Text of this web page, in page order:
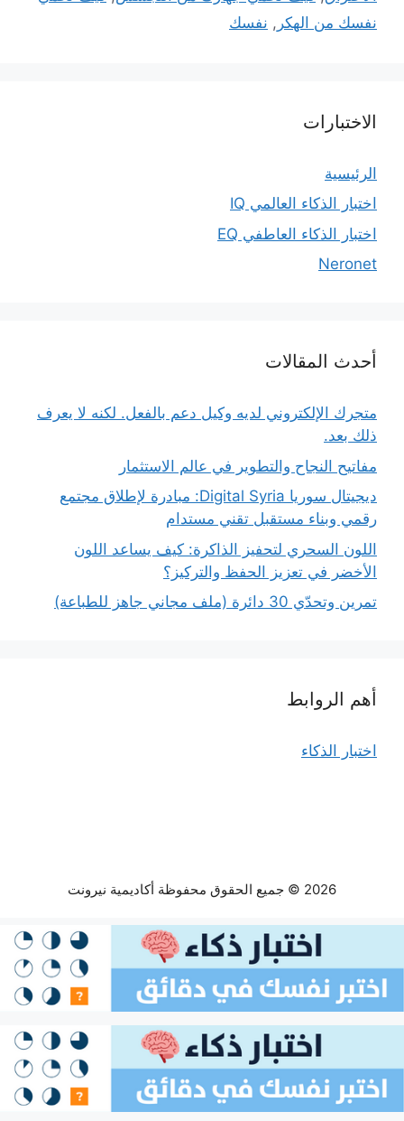
نفسك من الهكر , نفسك
الاختبارات
الرئيسية
اختبار الذكاء العالمي IQ
اختبار الذكاء العاطفي EQ
Neronet
أحدث المقالات
متجرك الإلكتروني لديه وكيل دعم بالفعل. لكنه لا يعرف
ذلك بعد.
مفاتيح النجاح والتطوير في عالم الاستثمار
ديجيتال سوريا Digital Syria: مبادرة لإطلاق مجتمع
رقمي وبناء مستقبل تقني مستدام
اللون السحري لتحفيز الذاكرة: كيف يساعد اللون
الأخضر في تعزيز الحفظ والتركيز؟
تمرين وتحدّي 30 دائرة (ملف مجاني جاهز للطباعة)
أهم الروابط
اختبار الذكاء
2026 © جميع الحقوق محفوظة أكاديمية نيرونت